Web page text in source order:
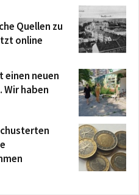
Quellen zu
online
einen neuen
haben